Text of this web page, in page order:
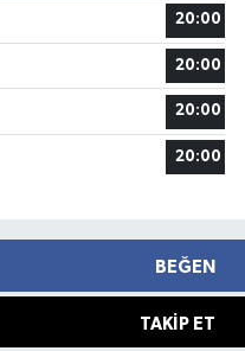
20:00
20:00
20:00
20:00
BEĞEN
TAKIP ET